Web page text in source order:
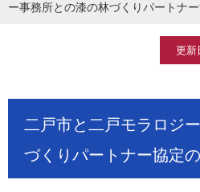
ー事務所との漆の林づくりパートナ
更新
二戸市と二戸モラロジ
づくりパートナー協定